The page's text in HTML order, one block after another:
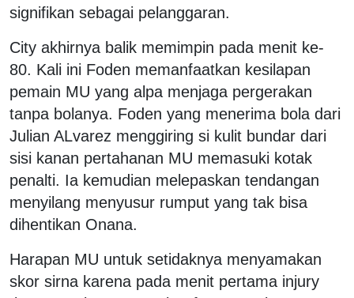
signifikan sebagai pelanggaran.
City akhirnya balik memimpin pada menit ke-
80. Kali ini Foden memanfaatkan kesilapan
pemain MU yang alpa menjaga pergerakan
tanpa bolanya. Foden yang menerima bola dari
Julian ALvarez menggiring si kulit bundar dari
sisi kanan pertahanan MU memasuki kotak
penalti. Ia kemudian melepaskan tendangan
menyilang menyusur rumput yang tak bisa
dihentikan Onana.
Harapan MU untuk setidaknya menyamakan
skor sirna karena pada menit pertama injury